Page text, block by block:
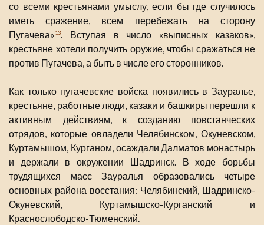
со всеми крестьянами умыслу, если бы где случилось
иметь сражение, всем перебежать на сторону
Пугачева»13. Вступая в число «выписных казаков»,
крестьяне хотели получить оружие, чтобы сражаться не
против Пугачева, а быть в числе его сторонников.
Как только пугачевские войска появились в Зауралье,
крестьяне, работные люди, казаки и башкиры перешли к
активным действиям, к созданию повстанческих
отрядов, которые овладели Челябинском, Окуневском,
Куртамышом, Курганом, осаждали Далматов монастырь
и держали в окружении Шадринск. В ходе борьбы
трудящихся масс Зауралья образовались четыре
основных района восстания: Челябинский, Шадринско-
Окуневский, Куртамышско-Курганский и
Краснослободско-Тюменский.